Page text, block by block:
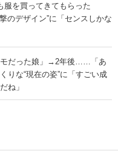
を買ってきてもらった
デザイン”に「センスしかな
モだった娘」→2年後……「あ
りな“現在の姿”に「すごい成
ね」